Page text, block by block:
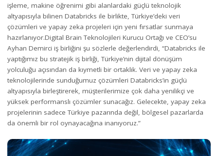
işleme, makine öğrenimi gibi alanlardaki güçlü teknolojik
altyapısıyla bilinen Databricks ile birlikte, Türkiye’deki veri
çözümleri ve yapay zeka projeleri için yeni fırsatlar sunmaya
hazırlanıyor.Digital Brain Teknolojileri Kurucu Ortağı ve CEO’su
Ayhan Demirci iş birliğini şu sözlerle değerlendirdi, “Databricks ile
yaptığımız bu stratejik iş birliği, Türkiye’nin dijital dönüşüm
yolculuğu açısından da kıymetli bir ortaklık. Veri ve yapay zeka
teknolojilerinde sunduğumuz çözümleri Databricks’in güçlü
altyapısıyla birleştirerek, müşterilerimize çok daha yenilikçi ve
yüksek performanslı çözümler sunacağız. Gelecekte, yapay zeka
projelerinin sadece Türkiye pazarında değil, bölgesel pazarlarda
da önemli bir rol oynayacağına inanıyoruz.”